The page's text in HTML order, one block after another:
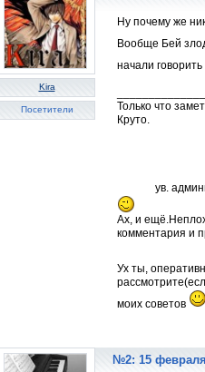
Kira
Посетители
Ну почему же
Вообще Бей
начали
Только что
Круто.
ув.
Ах, и
комментария и
Ух ты,
моих советов
№2: 15